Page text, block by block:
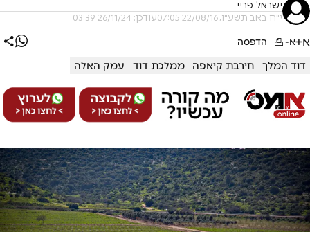
ישראל פריי
י"ח באב תשע"ו, 22/08/16 07:05 עודכן: 26/11/24 03:39
א+א- הדפסה
דוד המלך חירבת קיאפה ממלכת דוד עמק האלה